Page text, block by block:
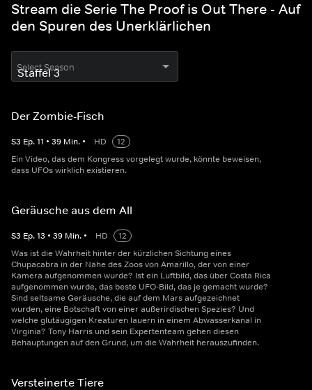
Stream die Serie The Proof is Out There - Auf
den Spuren des Unerklärlichen
Select Season
Der Zombie-Fisch
S3 Ep.11 • 39 Min. • HD
12
Ein Video, das dem Kongress vorgelegt wurde, könnte beweisen,
dass UFOs wirklich existieren.
Geräusche aus dem All
S3 Ep.13 • 39 Min. • HD
12
Was ist die Wahrheit hinter der kürzlichen Sichtung eines
Chupacabra in der Nähe des Zoos von Amarillo, der von einer
Kamera aufgenommen wurde? Ist ein Luftbild, das über Costa Rica
aufgenommen wurde, das beste UFO-Bild, das je gemacht wurde?
Sind seltsame Geräusche, die auf dem Mars aufgezeichnet
wurden, eine Botschaft von einer außerirdischen Spezies? Und
welche glutäugigen Kreaturen lauern in einem Abwasserkanal in
Virginia? Tony Harris und sein Expertenteam gehen diesen
Behauptungen auf den Grund, um die Wahrheit herauszufinden.
Versteinerte Tiere